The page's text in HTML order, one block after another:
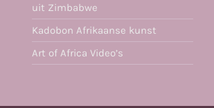
uit Zimbabwe
Kadobon Afrikaanse kunst
Art of Africa Video’s